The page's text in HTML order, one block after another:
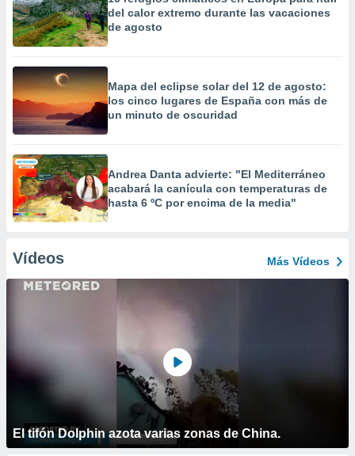
del calor extremo durante las vacaciones
de agosto
Mapa del eclipse solar del 12 de agosto:
los cinco lugares de España con más de
un minuto de oscuridad
Andrea Danta advierte: "El Mediterráneo
acabará la canícula con temperaturas de
hasta 6 ºC por encima de la media"
Vídeos Más Vídeos
El tifón Dolphin azota varias zonas de China.